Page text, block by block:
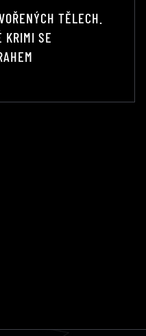
TĚLECH.
KRIMI SE